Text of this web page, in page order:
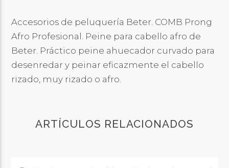
Accesorios de peluquería Beter. COMB Prong
Afro Profesional. Peine para cabello afro de
Beter. Práctico peine ahuecador curvado para
desenredar y peinar eficazmente el cabello
rizado, muy rizado o afro.
ARTÍCULOS RELACIONADOS